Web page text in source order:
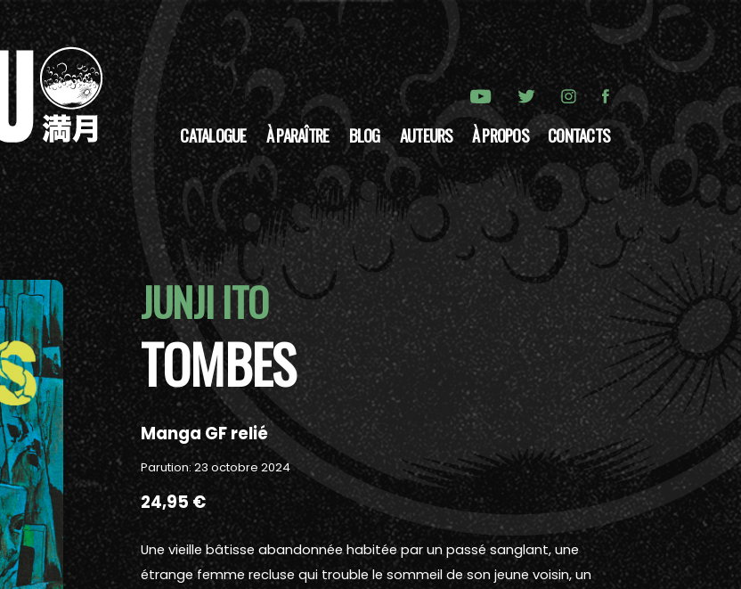
CATALOGUE À PARAÎTRE BLOG AUTEURS À PROPOS CONTACTS
JUNJI ITO
TOMBES
Manga GF relié
Parution: 23 octobre 2024
24,95 €
Une vieille bâtisse abandonnée habitée par un passé sanglant, une
étrange femme recluse qui trouble le sommeil de son jeune voisin, un